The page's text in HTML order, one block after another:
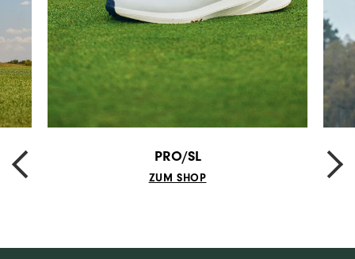
PRO/SL
ZUM SHOP